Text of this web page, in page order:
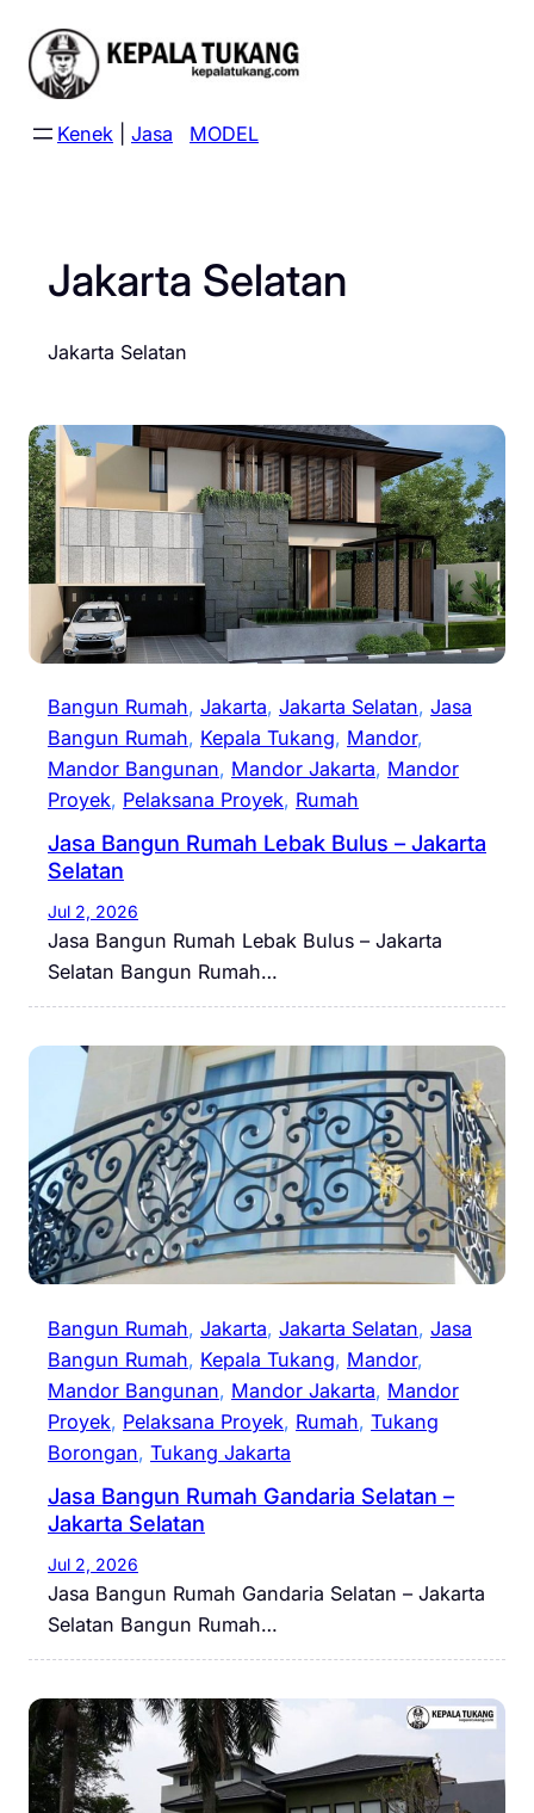
content
Kenek Jasa MODEL
Jakarta Selatan
Jakarta Selatan
Bangun Rumah, Jakarta, Jakarta Selatan, Jasa
Bangun Rumah, Kepala Tukang, Mandor
Mandor Bangunan, Mandor Jakarta, Mandor
Proyek, Pelaksana Proyek, Rumah
Jasa Bangun Rumah Lebak Bulus – Jakarta
Selatan
Jul 2, 2026
Jasa Bangun Rumah Lebak Bulus – Jakarta
Selatan Bangun Rumah…
Bangun Rumah, Jakarta, Jakarta Selatan, Jasa
Bangun Rumah, Kepala Tukang, Mandor
Mandor Bangunan, Mandor Jakarta, Mandor
Proyek, Pelaksana Proyek, Rumah, Tukang
Borongan, Tukang Jakarta
Jasa Bangun Rumah Gandaria Selatan –
Jakarta Selatan
Jul 2, 2026
Jasa Bangun Rumah Gandaria Selatan – Jakarta
Selatan Bangun Rumah…